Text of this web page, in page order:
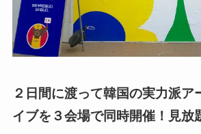
２日間に渡って韓国の実力派ア
イブを３会場で同時開催！見放